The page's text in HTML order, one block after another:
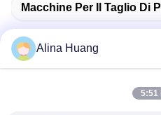
Macchine Per Il Taglio Di
Alina Huang
5:51